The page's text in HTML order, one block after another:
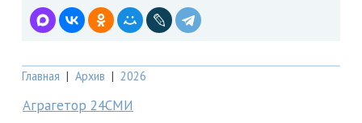
Главная | Архив | 2026
Аграгетор 24СМИ